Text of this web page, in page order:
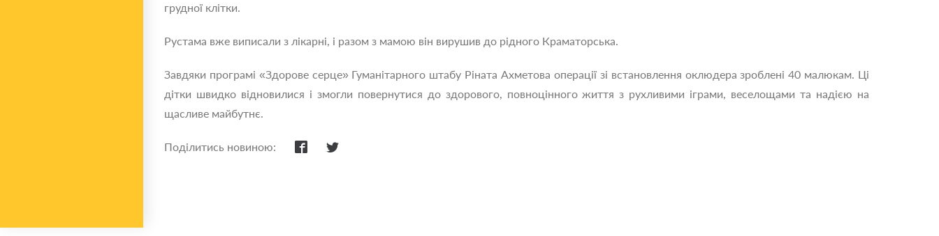
грудної клітки.
Рустама вже виписали з лікарні, і разом з мамою він вирушив до рідного Краматорська.
Завдяки програмі «Здорове серце» Гуманітарного штабу Ріната Ахметова операції зі встановлення оклюдера зроблені 40 малюкам. Ці
дітки швидко відновилися і змогли повернутися до здорового, повноцінного життя з рухливими іграми, веселощами та надією на
щасливе майбутнє.
Поділитись новиною: